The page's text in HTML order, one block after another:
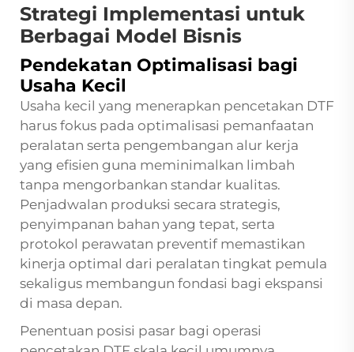
Strategi Implementasi untuk
Berbagai Model Bisnis
Pendekatan Optimalisasi bagi
Usaha Kecil
Usaha kecil yang menerapkan pencetakan DTF
harus fokus pada optimalisasi pemanfaatan
peralatan serta pengembangan alur kerja
yang efisien guna meminimalkan limbah
tanpa mengorbankan standar kualitas.
Penjadwalan produksi secara strategis,
penyimpanan bahan yang tepat, serta
protokol perawatan preventif memastikan
kinerja optimal dari peralatan tingkat pemula
sekaligus membangun fondasi bagi ekspansi
di masa depan.
Penentuan posisi pasar bagi operasi